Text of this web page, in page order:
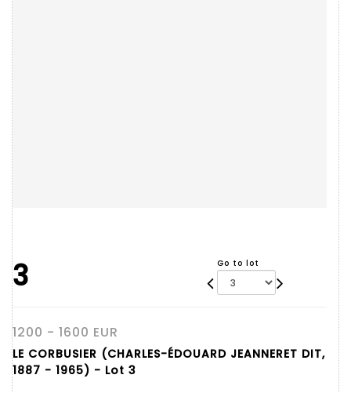
3 Go to lot
1200 - 1600 EUR
LE CORBUSIER (CHARLES-ÉDOUARD JEANNERET DIT,
1887 - 1965) - Lot 3